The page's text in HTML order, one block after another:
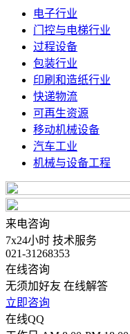
电子行业
门控与电梯行业
过程设备
包装行业
印刷和造纸行业
快递物流
可再生资源
移动机械设备
汽车工业
机械与设备工程
来电咨询
7x24小时 技术服务
021-31268353
在线咨询
无须加好友 在线解答
立即咨询
在线QQ